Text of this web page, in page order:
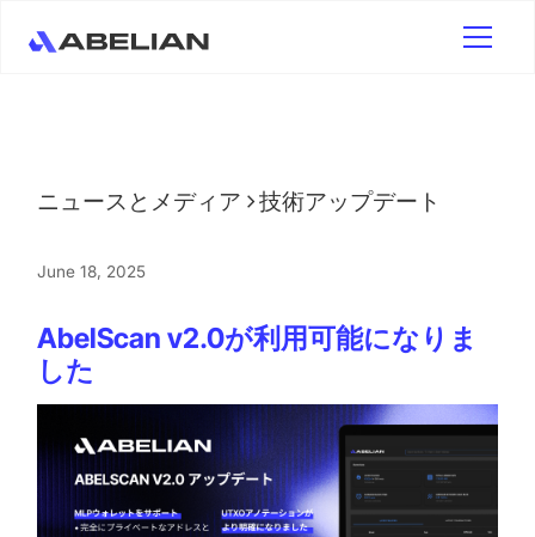
ニュースとメディア 技術アップデート
June 18, 2025
AbelScan v2.0が利用可能になりま
した